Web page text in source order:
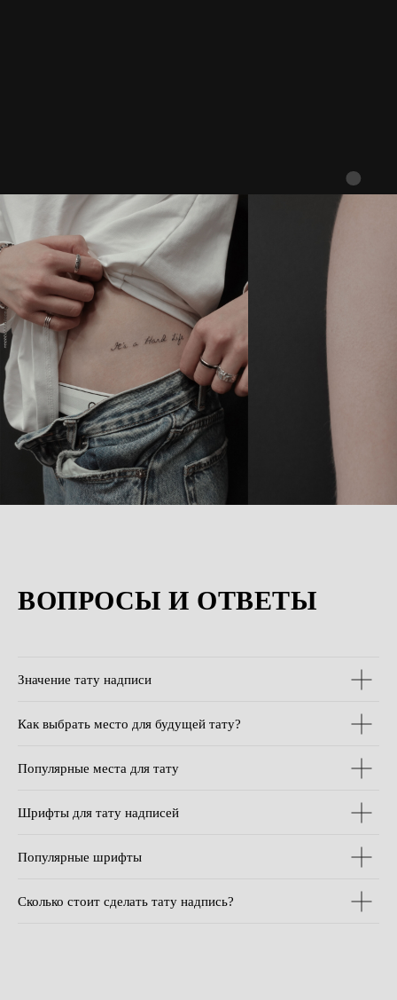
ВОПРОСЫ И ОТВЕТЫ
Значение тату надписи
Как выбрать место для будущей тату?
Популярные места для тату
Шрифты для тату надписей
Популярные шрифты
Сколько стоит сделать тату надпись?